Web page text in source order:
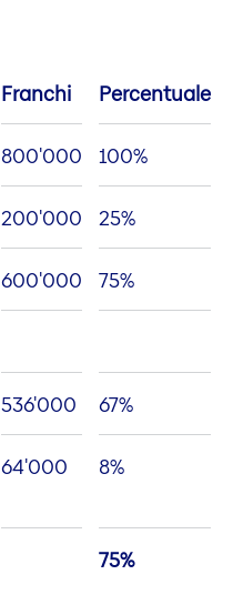
Franchi Percentuale
800'000 100%
200'000 25%
600'000 75%
536'000 67%
64'000 8%
75%